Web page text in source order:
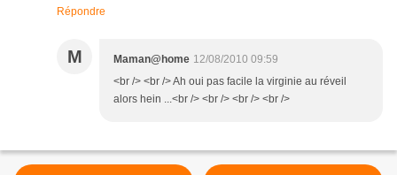
Répondre
M Maman@home 12/08/2010 09:59
<br /> <br /> Ah oui pas facile la virginie au réveil
alors hein ...<br /> <br /> <br /> <br />